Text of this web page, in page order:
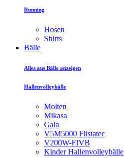
Running
Hosen
Shirts
Bälle
Alles aus Bälle anzeigen
Hallenvolleybälle
Molten
Mikasa
Gala
V5M5000 Flistatec
V200W-FIVB
Kinder Hallenvolleybälle